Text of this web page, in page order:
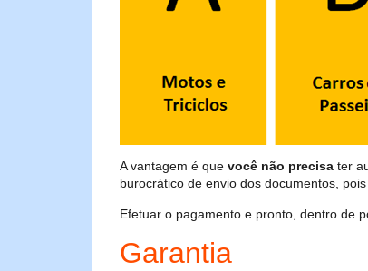
A vantagem é que você não precisa ter
burocrático de envio dos documentos,
Efetuar o pagamento e pronto, dentro de
Garantia